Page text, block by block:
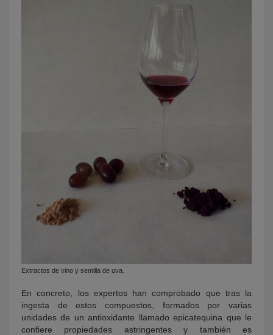
Extractos de vino y semilla de uva.
En concreto, los expertos han comprobado que tras la
ingesta de estos compuestos, formados por varias
unidades de un antioxidante llamado epicatequina que le
confiere propiedades astringentes y también es